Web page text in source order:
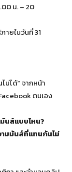
น. – 20
ายในวันที่ 31
ม่ได้” จากหน้า
ตนเอง
นส์แบบไหน?
มมันส์ที่แทนกันไม่